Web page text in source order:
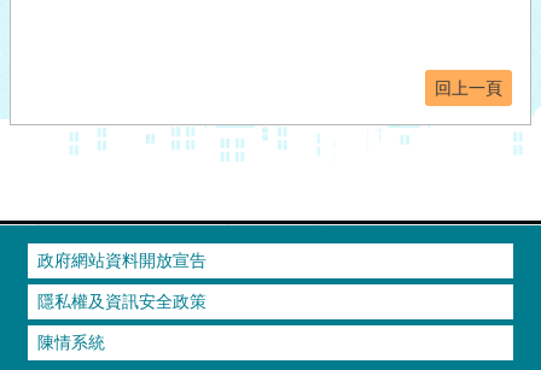
回上一頁
政府網站資料開放宣告
隱私權及資訊安全政策
陳情系統